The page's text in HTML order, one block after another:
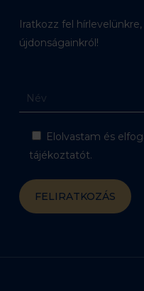
Iratkozz fel
újdonságainkról!
Elolvastam és
tájékoztatót.